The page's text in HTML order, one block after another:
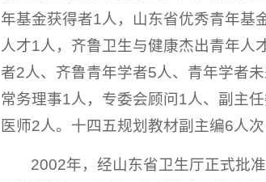
年基金获得者1人，山东省优秀青年基
人才1人，齐鲁卫生与健康杰出青年人
者2人、齐鲁青年学者5人、青年学者
常务理事1人，专委会顾问1人、副主
医师2人。十四五规划教材副主编6人次
2002年，经山东省卫生厅正式批